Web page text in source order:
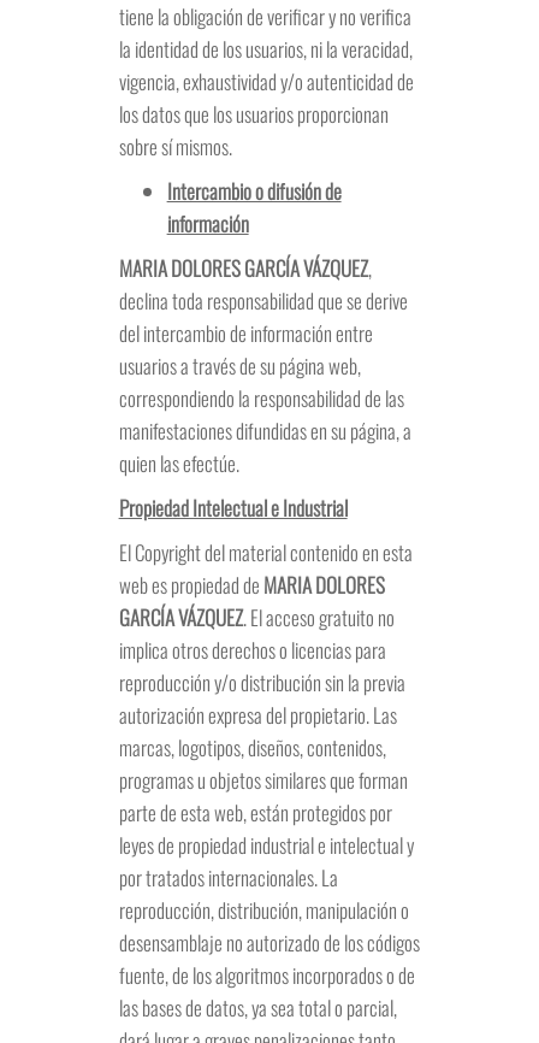
tiene la obligación de verificar y no verifica
la identidad de los usuarios, ni la veracidad,
vigencia, exhaustividad y/o autenticidad de
los datos que los usuarios proporcionan
sobre sí mismos.
Intercambio o difusión de
información
MARIA DOLORES GARCÍA VÁZQUEZ,
declina toda responsabilidad que se derive
del intercambio de información entre
usuarios a través de su página web,
correspondiendo la responsabilidad de las
manifestaciones difundidas en su página, a
quien las efectúe.
Propiedad Intelectual e Industrial
El Copyright del material contenido en esta
web es propiedad de MARIA DOLORES
GARCÍA VÁZQUEZ. El acceso gratuito no
implica otros derechos o licencias para
reproducción y/o distribución sin la previa
autorización expresa del propietario. Las
marcas, logotipos, diseños, contenidos,
programas u objetos similares que forman
parte de esta web, están protegidos por
leyes de propiedad industrial e intelectual y
por tratados internacionales. La
reproducción, distribución, manipulación o
desensamblaje no autorizado de los códigos
fuente, de los algoritmos incorporados o de
las bases de datos, ya sea total o parcial,